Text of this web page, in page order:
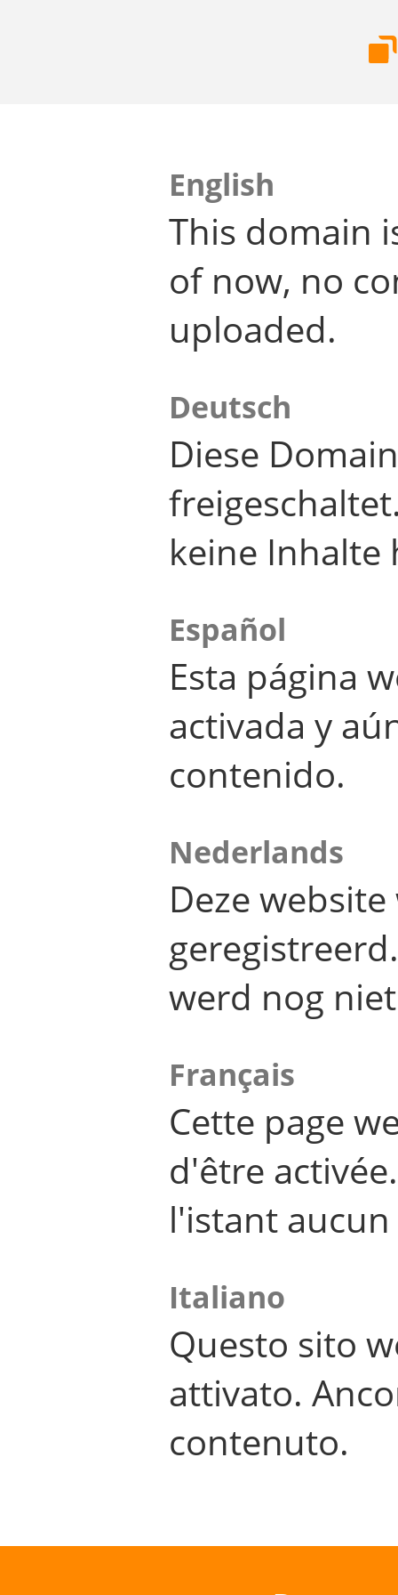
English
This domain
of now, no
uploaded.
Deutsch
Diese
keine Inhalte
Español
Esta página
activada y
contenido.
Nederlands
Deze
werd nog
Français
Cette page
d'être
l'istant
Italiano
Questo sito
attivato.
contenuto.